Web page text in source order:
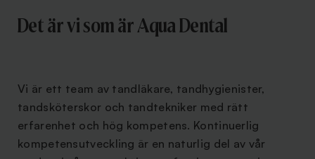
Det är vi som är Aqua Dental
Vi är ett team av tandläkare, tandhygienister,
tandsköterskor och tandtekniker med rätt
erfarenhet och hög kompetens. Kontinuerlig
kompetensutveckling är en naturlig del av vår